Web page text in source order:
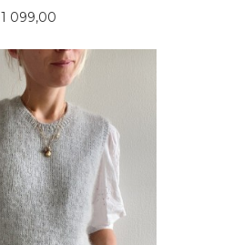
Pris
1 099,00